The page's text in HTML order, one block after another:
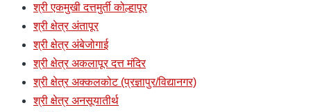
श्री एकमुखी दत्तमुर्ती कोल्हापूर
श्री क्षेत्र अंतापूर
श्री क्षेत्र अंबेजोगाई
श्री क्षेत्र अकलापूर दत्त मंदिर
श्री क्षेत्र अक्कलकोट (प्रज्ञापुर/विद्यानगर)
श्री क्षेत्र अनसूयातीर्थ